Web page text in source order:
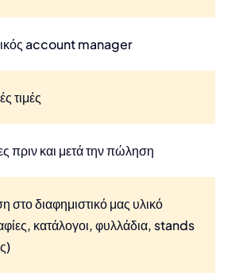
account manager
τιμές
πριν και μετά την πώληση
στο διαφημιστικό μας υλικό
κατάλογοι, φυλλάδια, stands